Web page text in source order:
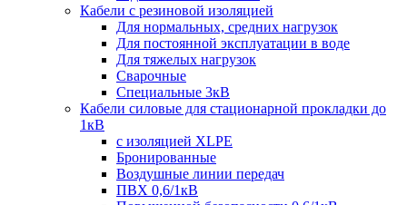
Кабели с резиновой изоляцией
Для нормальных, средних нагрузок
Для постоянной эксплуатации в воде
Для тяжелых нагрузок
Сварочные
Специальные 3кВ
Кабели силовые для стационарной прокладки до
1кВ
c изоляцией XLPE
Бронированные
Воздушные линии передач
ПВХ 0,6/1кВ